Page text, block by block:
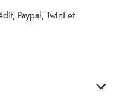
Paypal, Twint et